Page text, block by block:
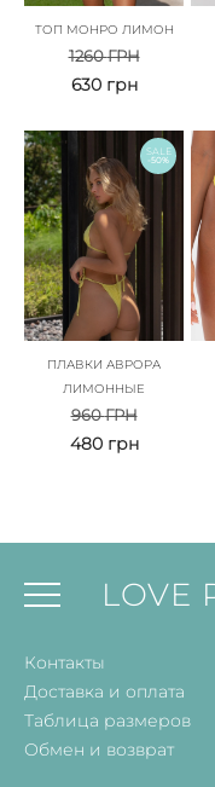
ТОП МОНРО ЛИМОН
1260ГРН
630 грн
SALE
-50%
ПЛАВКИ АВРОРА
ЛИМОННЫЕ
960ГРН
480 грн
LOVE
Контакты
Доставка и оплата
Таблица размеров
Обмен и возврат